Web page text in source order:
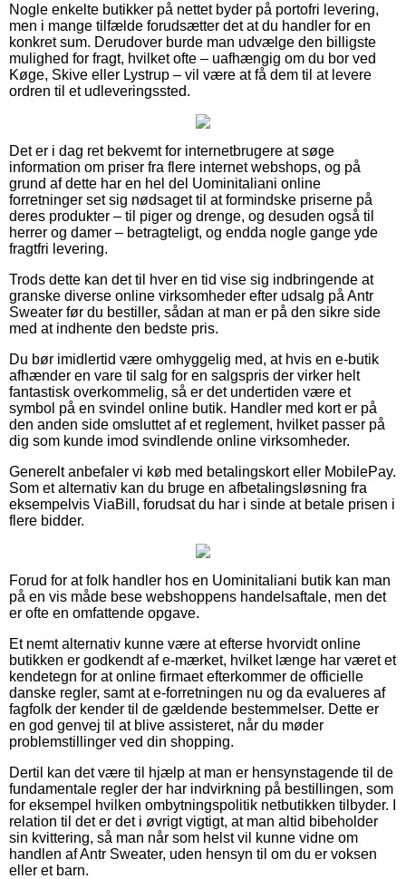
Nogle enkelte butikker på nettet byder på portofri levering,
men i mange tilfælde forudsætter det at du handler for en
konkret sum. Derudover burde man udvælge den billigste
mulighed for fragt, hvilket ofte – uafhængig om du bor ved
Køge, Skive eller Lystrup – vil være at få dem til at levere
ordren til et udleveringssted.
Det er i dag ret bekvemt for internetbrugere at søge
information om priser fra flere internet webshops, og på
grund af dette har en hel del Uominitaliani online
forretninger set sig nødsaget til at formindske priserne på
deres produkter – til piger og drenge, og desuden også til
herrer og damer – betragteligt, og endda nogle gange yde
fragtfri levering.
Trods dette kan det til hver en tid vise sig indbringende at
granske diverse online virksomheder efter udsalg på Antr
Sweater før du bestiller, sådan at man er på den sikre side
med at indhente den bedste pris.
Du bør imidlertid være omhyggelig med, at hvis en e-butik
afhænder en vare til salg for en salgspris der virker helt
fantastisk overkommelig, så er det undertiden være et
symbol på en svindel online butik. Handler med kort er på
den anden side omsluttet af et reglement, hvilket passer på
dig som kunde imod svindlende online virksomheder.
Generelt anbefaler vi køb med betalingskort eller MobilePay.
Som et alternativ kan du bruge en afbetalingsløsning fra
eksempelvis ViaBill, forudsat du har i sinde at betale prisen i
flere bidder.
Forud for at folk handler hos en Uominitaliani butik kan man
på en vis måde bese webshoppens handelsaftale, men det
er ofte en omfattende opgave.
Et nemt alternativ kunne være at efterse hvorvidt online
butikken er godkendt af e-mærket, hvilket længe har været et
kendetegn for at online firmaet efterkommer de officielle
danske regler, samt at e-forretningen nu og da evalueres af
fagfolk der kender til de gældende bestemmelser. Dette er
en god genvej til at blive assisteret, når du møder
problemstillinger ved din shopping.
Dertil kan det være til hjælp at man er hensynstagende til de
fundamentale regler der har indvirkning på bestillingen, som
for eksempel hvilken ombytningspolitik netbutikken tilbyder. I
relation til det er det i øvrigt vigtigt, at man altid bibeholder
sin kvittering, så man når som helst vil kunne vidne om
handlen af Antr Sweater, uden hensyn til om du er voksen
eller et barn.